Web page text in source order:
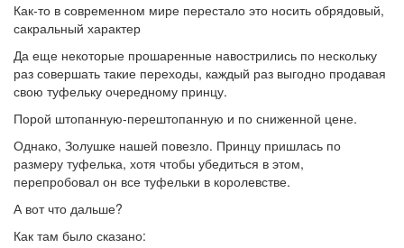
Как-то в современном мире перестало это носить обрядовый,
сакральный характер
Да еще некоторые прошаренные навострились по нескольку
раз совершать такие переходы, каждый раз выгодно продавая
свою туфельку очередному принцу.
Порой штопанную-перештопанную и по сниженной цене.
Однако, Золушке нашей повезло. Принцу пришлась по
размеру туфелька, хотя чтобы убедиться в этом,
перепробовал он все туфельки в королевстве.
А вот что дальше?
Как там было сказано: